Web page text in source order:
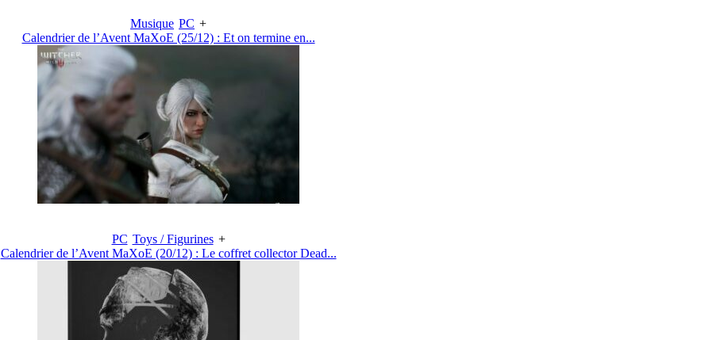
Musique PC +
Calendrier de l’Avent MaXoE (25/12) : Et on termine en...
PC Toys / Figurines +
Calendrier de l’Avent MaXoE (20/12) : Le coffret collector Dead...